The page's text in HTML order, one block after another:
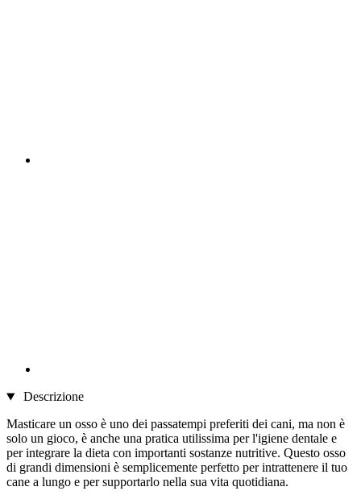
Descrizione
Masticare un osso è uno dei passatempi preferiti dei cani, ma non è
solo un gioco, è anche una pratica utilissima per l'igiene dentale e
per integrare la dieta con importanti sostanze nutritive. Questo osso
di grandi dimensioni è semplicemente perfetto per intrattenere il tuo
cane a lungo e per supportarlo nella sua vita quotidiana.